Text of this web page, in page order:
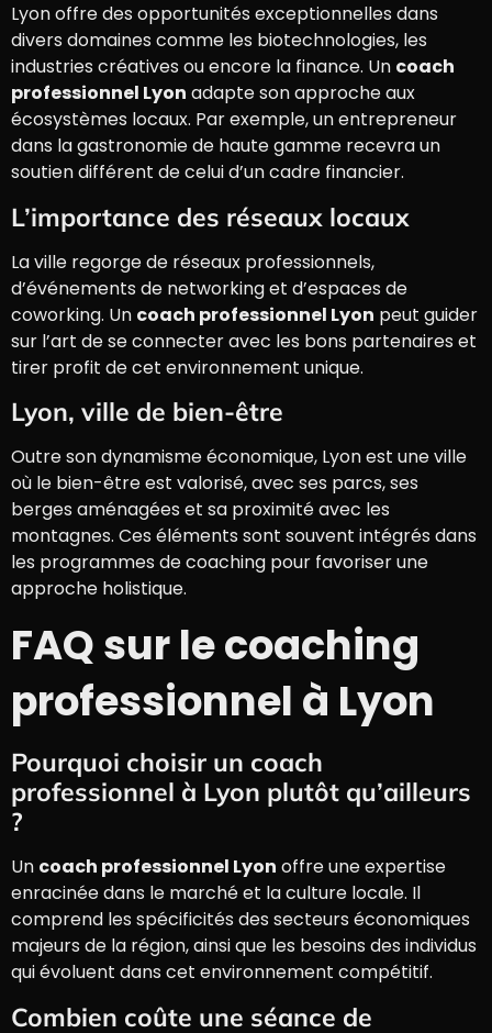
Lyon offre des opportunités exceptionnelles dans
divers domaines comme les biotechnologies, les
industries créatives ou encore la finance. Un coach
professionnel Lyon adapte son approche aux
écosystèmes locaux. Par exemple, un entrepreneur
dans la gastronomie de haute gamme recevra un
soutien différent de celui d’un cadre financier.
L’importance des réseaux locaux
La ville regorge de réseaux professionnels,
d’événements de networking et d’espaces de
coworking. Un coach professionnel Lyon peut guider
sur l’art de se connecter avec les bons partenaires et
tirer profit de cet environnement unique.
Lyon, ville de bien-être
Outre son dynamisme économique, Lyon est une ville
où le bien-être est valorisé, avec ses parcs, ses
berges aménagées et sa proximité avec les
montagnes. Ces éléments sont souvent intégrés dans
les programmes de coaching pour favoriser une
approche holistique.
FAQ sur le coaching
professionnel à Lyon
Pourquoi choisir un coach
professionnel à Lyon plutôt qu’ailleurs
?
Un coach professionnel Lyon offre une expertise
enracinée dans le marché et la culture locale. Il
comprend les spécificités des secteurs économiques
majeurs de la région, ainsi que les besoins des individus
qui évoluent dans cet environnement compétitif.
Combien coûte une séance de